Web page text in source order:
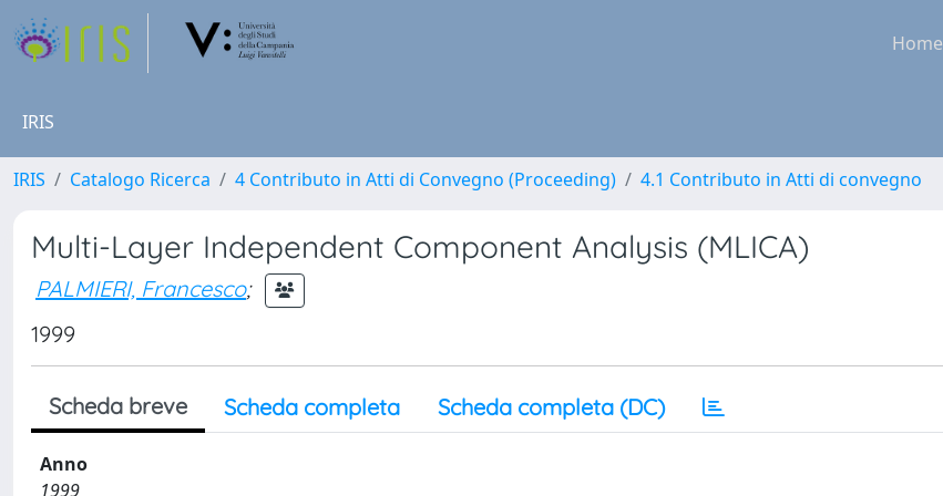
Home
IRIS
IRIS Catalogo Ricerca 4 Contributo in Atti di Convegno (Proceeding) 4.1 Contributo in Atti di convegno
Multi-Layer Independent Component Analysis (MLICA)
PALMIERI, Francesco;
1999
Scheda breve Scheda completa Scheda completa (DC)
Anno
1999